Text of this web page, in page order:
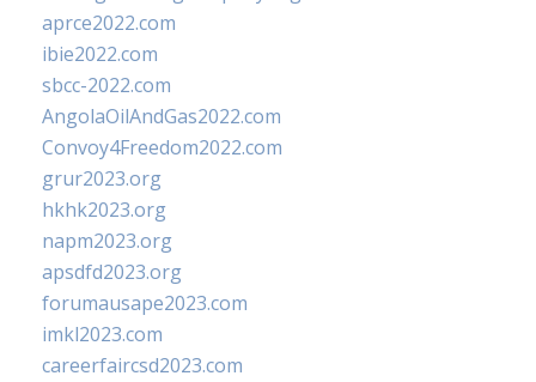
aprce2022.com
ibie2022.com
sbcc-2022.com
AngolaOilAndGas2022.com
Convoy4Freedom2022.com
grur2023.org
hkhk2023.org
napm2023.org
apsdfd2023.org
forumausape2023.com
imkl2023.com
careerfaircsd2023.com